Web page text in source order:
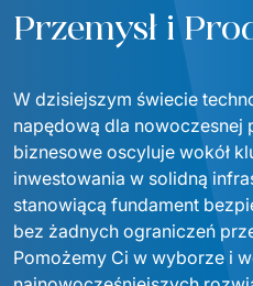
Rozwój oprogramowania
Aplikacje Mobilne
Portale i aplikacje webowe
Product Design
Product Strategy Discovery
Branże
Edukacja
Sektor Energetyczny
Finanse i Ubezpieczenia
Przemysł i Produkcja
Logistyka
Media i Komunikacja
Blog
O nas
O nas
Certyfikaty
Kontakt
Serwis/Sprzęt
Przemysł i
W dzisiejszym świecie
napędową dla nowoczesnej
biznesowe oscyluje wokół
inwestowania w solidną
stanowiącą fundament
bez żadnych ograniczeń
Pomożemy Ci w wyborze i